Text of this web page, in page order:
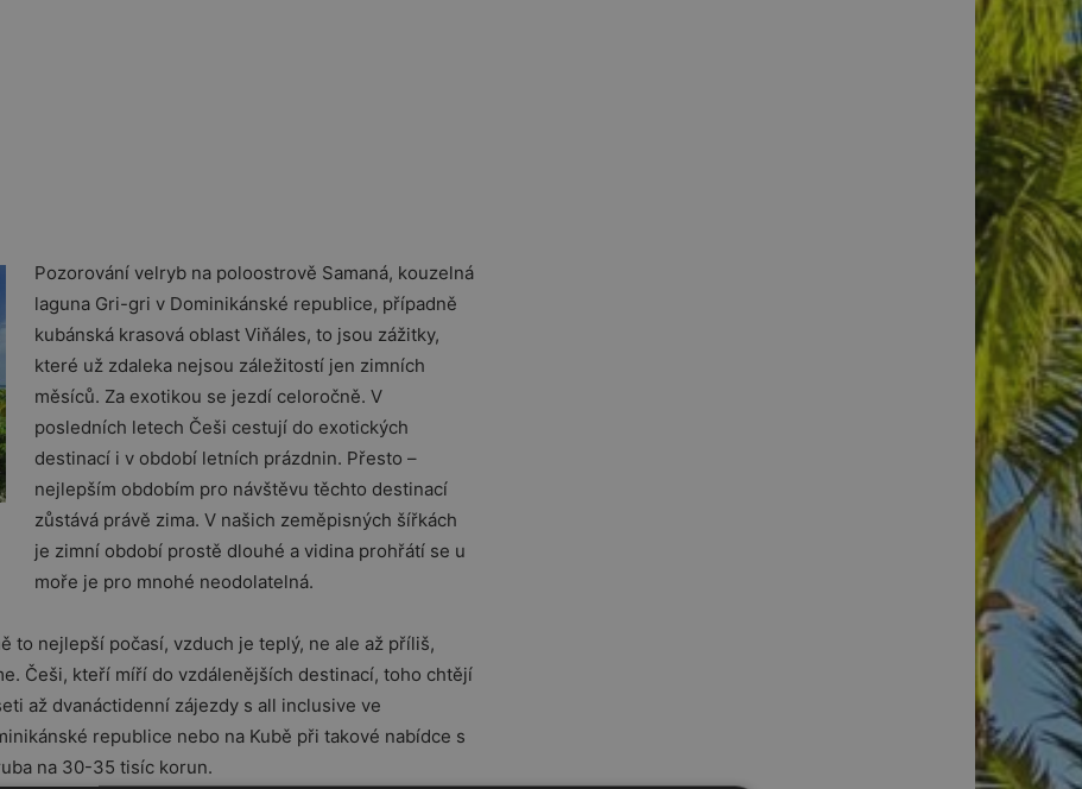
Pozorování velryb na poloostrově Samaná, kouzelná
laguna Gri-gri v Dominikánské republice, případně
kubánská krasová oblast Viňáles, to jsou zážitky,
které už zdaleka nejsou záležitostí jen zimních
měsíců. Za exotikou se jezdí celoročně. V
posledních letech Češi cestují do exotických
destinací i v období letních prázdnin. Přesto –
nejlepším obdobím pro návštěvu těchto destinací
zůstává právě zima. V našich zeměpisných šířkách
je zimní období prostě dlouhé a vidina prohřátí se u
moře je pro mnohé neodolatelná.
to nejlepší počasí, vzduch je teplý, ne ale až příliš,
Češi, kteří míří do vzdálenějších destinací, toho chtějí
až dvanáctidenní zájezdy s all inclusive ve
republice nebo na Kubě při takové nabídce s
na 30-35 tisíc korun.